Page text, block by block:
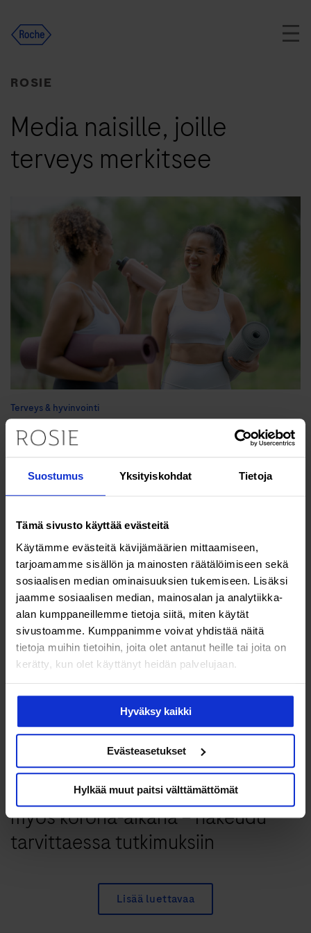
Suostumus Yksityiskohdat Tietoja
Tämä sivusto käyttää evästeitä
Käytämme evästeitä kävijämäärien mittaamiseen,
tarjoamamme sisällön ja mainosten räätälöimiseen sekä
sosiaalisen median ominaisuuksien tukemiseen. Lisäksi
jaamme sosiaalisen median, mainosalan ja analytiikka-
alan kumppaneillemme tietoja siitä, miten käytät
sivustoamme. Kumppanimme voivat yhdistää näitä
tietoja muihin tietoihin, joita olet antanut heille tai joita on
kerätty, kun olet käyttänyt heidän palvelujaan.
Hyväksy kaikki
Evästeasetukset
Hylkää muut paitsi välttämättömät
content
ROSIE
Media naisille, joille
terveys merkitsee
Terveys & hyvinvointi
Terveysliikunta ehkäisee
kansantauteja – iso vaikutus myös
aineenvaihduntaan ja
hormonitoimintaan
Pidä perusterveydestäsi huolta
myös korona-aikana – hakeudu
tarvittaessa tutkimuksiin
Lisää luettavaa